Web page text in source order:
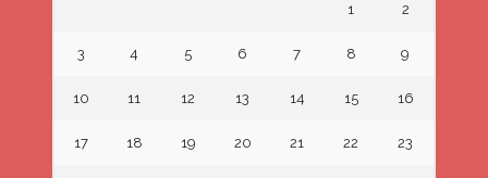
1 2
3 4 5 6 7 8 9
10 11 12 13 14 15 16
17 18 19 20 21 22 23